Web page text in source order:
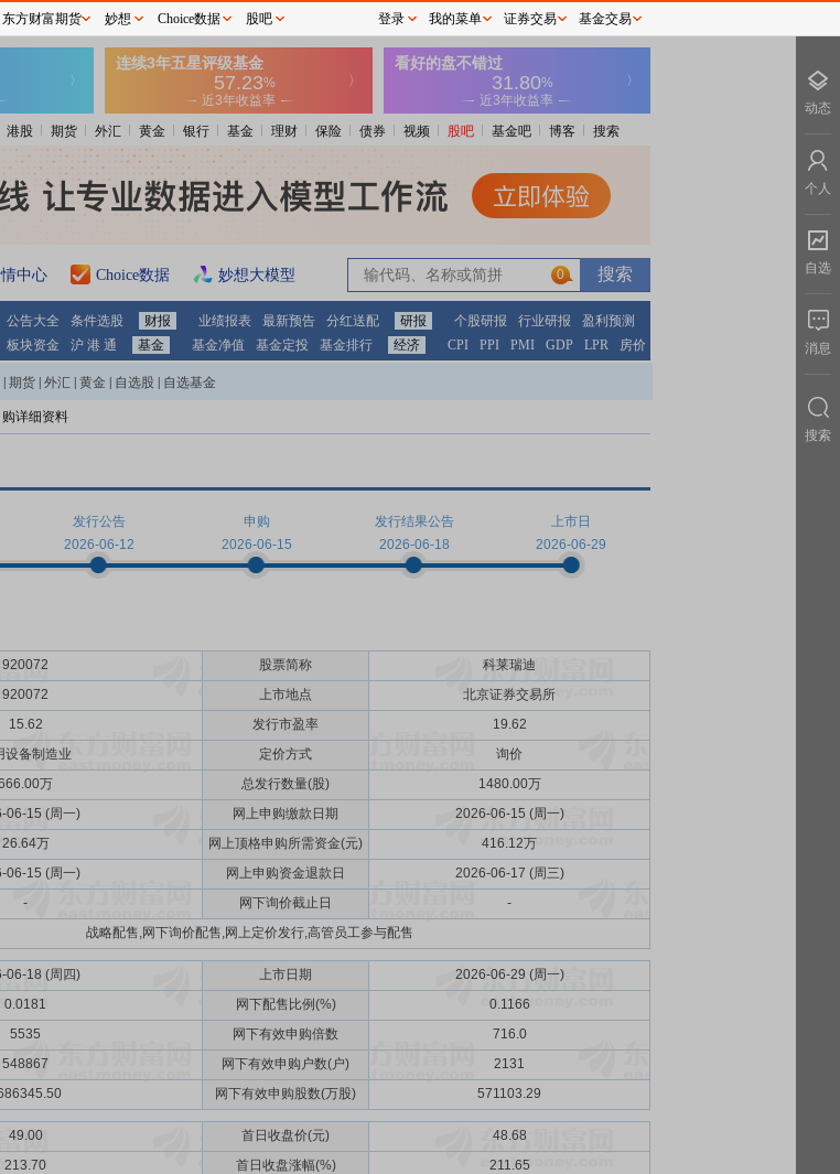
港股 期货 外汇 黄金 银行 基金 理财 保险 债券 视频 股吧 基金吧 博客 搜索
中心 Choice数据 妙想大模型 0
公告大全 条件选股 财报 业绩报表 最新预告 分红送配 研报 个股研报 行业研报
盈利预测
板块资金 沪 港 通 基金 基金净值 基金定投 基金排行 经济 CPI PPI PMI GDP LPR 房价
期货 外汇 黄金 自选股 自选基金
详细资料
发行公告
2026-06-12
申购
2026-06-15
发行结果公告
2026-06-18
上市日
2026-06-29
920072 股票简称
科莱瑞迪
920072 上市地点
北京证券交易所
15.62 发行市盈率
19.62
设备制造业 定价方式
询价
万 总发行数量(股)
1480.00万
06-15 (周一) 网上申购缴款日期
2026-06-15 (周一)
26.64万 网上顶格申购所需资金(元)
416.12万
06-15 (周一) 网上申购资金退款日
2026-06-17 (周三)
- 网下询价截止日
-
战略配售,网下询价配售,网上定价发行,高管员工参与配售
06-18 (周四) 上市日期
2026-06-29 (周一)
0.0181 网下配售比例(%)
0.1166
5535 网下有效申购倍数
716.0
548867 网下有效申购户数(户)
2131
网下有效申购股数(万股) 571103.29
49.00 首日收盘价(元)
48.68
213.70 首日收盘涨幅(%)
211.65
东方财富期货 妙想 Choice数据 股吧 登录 我的菜单 证券交易 基金交易
动态
个人
自选
消息
搜索